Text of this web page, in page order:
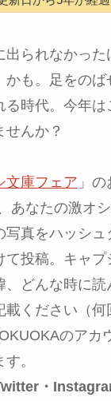
出られなかっ
かも。足をの
る時代。今年
せんか？
文庫フェア 」
あなたの激オ
写真をハッシュ
て投稿。キャ
、どんな時に
ください（何
のアカ
。
・